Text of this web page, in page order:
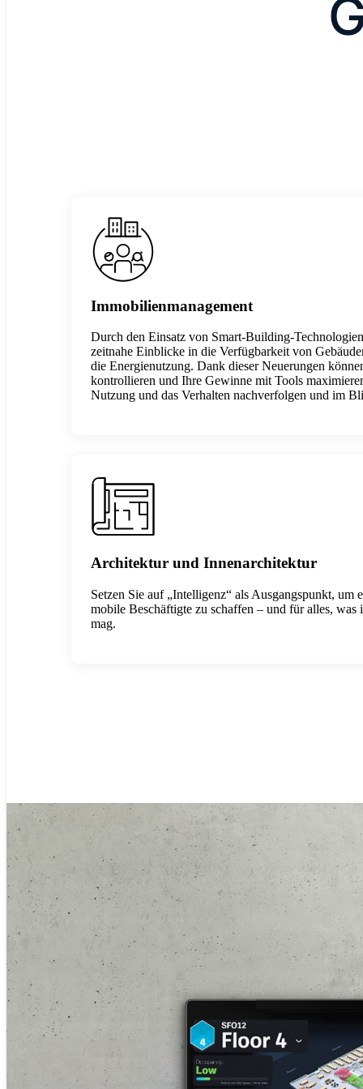
Immobilienmanagement
Durch den Einsatz von Smart-Building-
zeitnahe Einblicke in die Verfügbarkeit von
die Energienutzung. Dank dieser Neuerungen
kontrollieren und Ihre Gewinne mit Tools
Nutzung und das Verhalten nachverfolgen und im
Architektur und Innenarchitektur
Setzen Sie auf „Intelligenz“ als Ausgangspunkt, um
mobile Beschäftigte zu schaffen – und für alles,
mag.